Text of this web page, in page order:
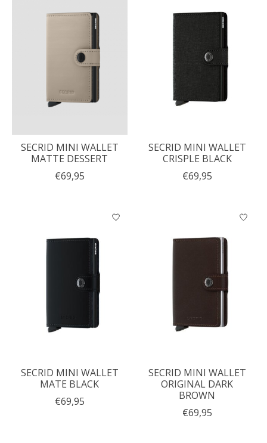
SECRID MINI WALLET
MATTE DESSERT
€69,95
SECRID MINI WALLET
CRISPLE BLACK
€69,95
SECRID MINI WALLET
MATE BLACK
€69,95
SECRID MINI WALLET
ORIGINAL DARK
BROWN
€69,95